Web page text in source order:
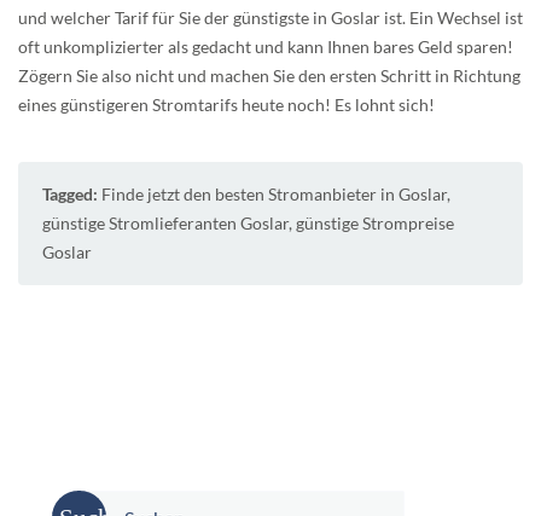
und welcher Tarif für Sie der günstigste in Goslar ist. Ein Wechsel ist
oft unkomplizierter als gedacht und kann Ihnen bares Geld sparen!
Zögern Sie also nicht und machen Sie den ersten Schritt in Richtung
eines günstigeren Stromtarifs heute noch! Es lohnt sich!
Tagged: Finde jetzt den besten Stromanbieter in Goslar,
günstige Stromlieferanten Goslar, günstige Strompreise
Goslar
Suche